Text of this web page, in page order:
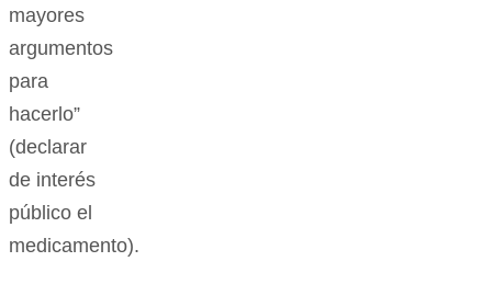
tienen en
sus
manos la
decisión,
requieren